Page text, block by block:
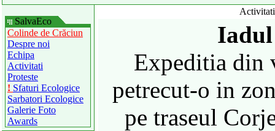
SalvaEco
Colinde de Crăciun
Despre noi
Echipa
Activitati
Proteste
! Sfaturi Ecologice
Sarbatori Ecologice
Galerie Foto
Awards
Iadul
Expeditia din
petrecut-o in
pe traseul